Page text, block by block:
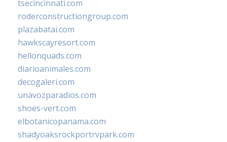
tsecincinnati.com
roderconstructiongroup.com
plazabatai.com
hawkscayresort.com
hellonquads.com
diarioanimales.com
decogaleri.com
unavozparadios.com
shoes-vert.com
elbotanicopanama.com
shadyoaksrockportrvpark.com